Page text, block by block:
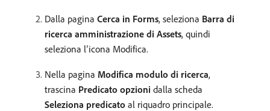
Dalla pagina Cerca in Forms, seleziona Barra di
ricerca amministrazione di Assets, quindi
seleziona l’icona Modifica.
Nella pagina Modifica modulo di ricerca,
trascina Predicato opzioni dalla scheda
Seleziona predicato al riquadro principale.